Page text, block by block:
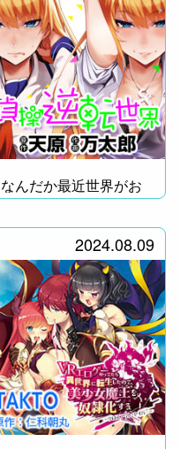
なんだか最近世界がお
かしい。
2024.08.09